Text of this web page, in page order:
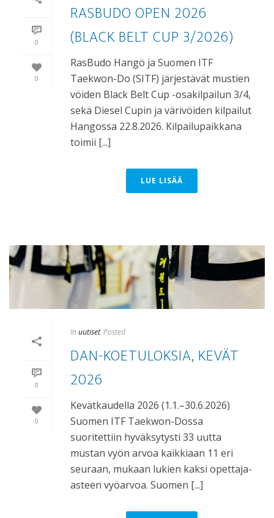
0
0
RASBUDO OPEN 2026
(BLACK BELT CUP 3/2026)
RasBudo Hangö ja Suomen ITF
Taekwon-Do (SITF) järjestävät mustien
vöiden Black Belt Cup -osakilpailun 3/4,
sekä Diesel Cupin ja värivöiden kilpailut
Hangossa 22.8.2026. Kilpailupaikkana
toimii [...]
LUE LISÄÄ
0
0
In uutiset Posted
DAN-KOETULOKSIA, KEVÄT
2026
Kevätkaudella 2026 (1.1.–30.6.2026)
Suomen ITF Taekwon-Dossa
suoritettiin hyväksytysti 33 uutta
mustan vyön arvoa kaikkiaan 11 eri
seuraan, mukaan lukien kaksi opettaja-
asteen vyöarvoa. Suomen [...]